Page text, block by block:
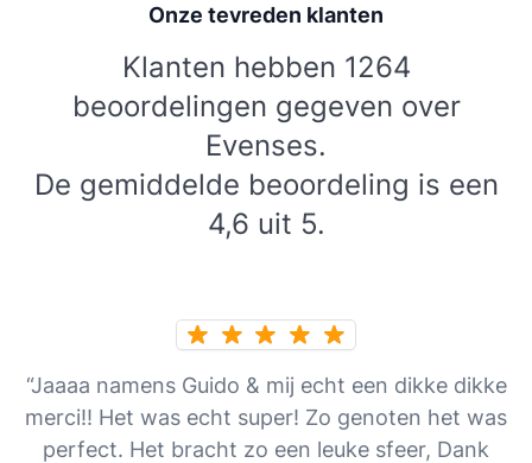
Onze tevreden klanten
Klanten hebben 1264
beoordelingen gegeven over
Evenses.
De gemiddelde beoordeling is een
4,6 uit 5.
“Jaaaa namens Guido & mij echt een dikke dikke
merci!! Het was echt super! Zo genoten het was
perfect. Het bracht zo een leuke sfeer, Dank